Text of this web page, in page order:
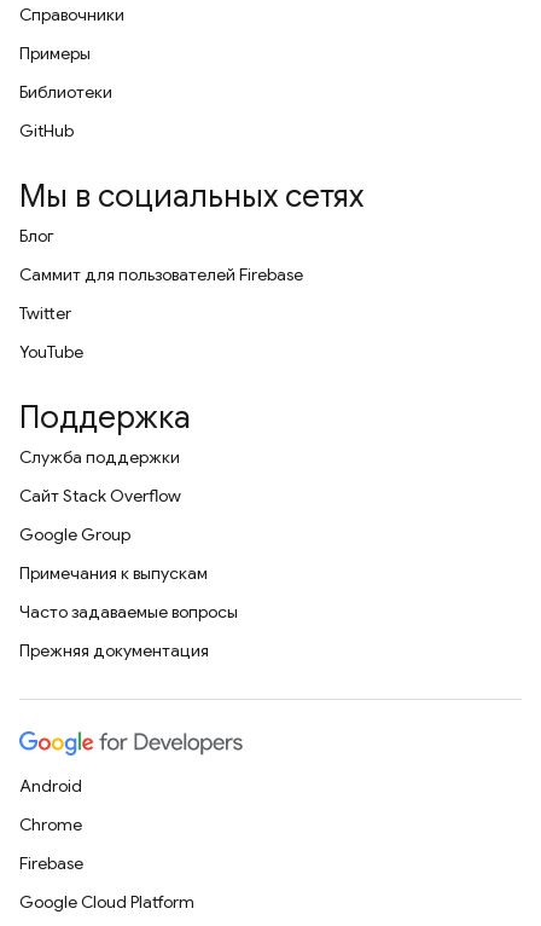
Справочники
Примеры
Библиотеки
GitHub
Мы в социальных сетях
Блог
Саммит для пользователей Firebase
Twitter
YouTube
Поддержка
Служба поддержки
Сайт Stack Overflow
Google Group
Примечания к выпускам
Часто задаваемые вопросы
Прежняя документация
Android
Chrome
Firebase
Google Cloud Platform